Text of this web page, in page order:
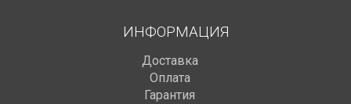
ИНФОРМАЦИЯ
Доставка
Оплата
Гарантия